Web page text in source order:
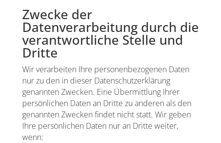
Zwecke der
Datenverarbeitung durch die
verantwortliche Stelle und
Dritte
Wir verarbeiten Ihre personenbezogenen Daten
nur zu den in dieser Datenschutzerklärung
genannten Zwecken. Eine Übermittlung Ihrer
persönlichen Daten an Dritte zu anderen als den
genannten Zwecken findet nicht statt. Wir geben
Ihre persönlichen Daten nur an Dritte weiter,
wenn: